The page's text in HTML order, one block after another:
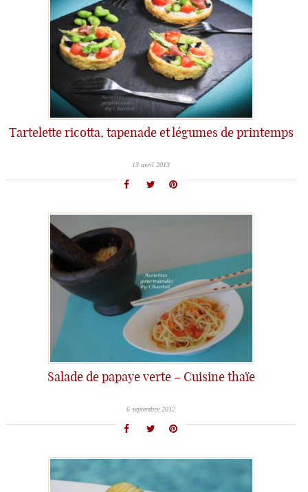
Tartelette ricotta, tapenade et légumes de printemps
13 avril 2013
Salade de papaye verte – Cuisine thaïe
6 septembre 2012